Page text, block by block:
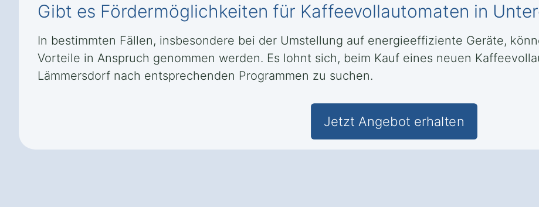
Gibt es Fördermöglichkeiten für Kaffeevollautomaten in
In bestimmten Fällen, insbesondere bei der Umstellung auf energieeffiziente Geräte,
Vorteile in Anspruch genommen werden. Es lohnt sich, beim Kauf eines neuen
Lämmersdorf nach entsprechenden Programmen zu suchen.
Jetzt Angebot erhalten